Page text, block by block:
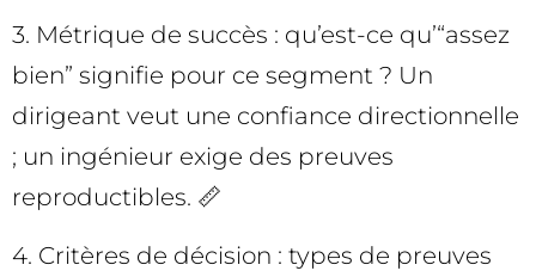
3. Métrique de succès : qu’est-ce qu’“assez
bien” signifie pour ce segment ? Un
dirigeant veut une confiance directionnelle
; un ingénieur exige des preuves
reproductibles. 📏
4. Critères de décision : types de preuves